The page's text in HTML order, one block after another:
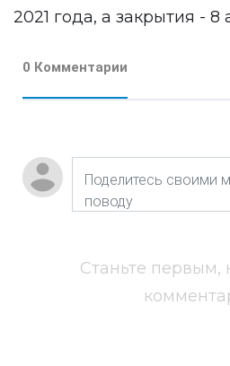
2021 года, а закрытия - 8
0 Комментарии
Станьте первым,